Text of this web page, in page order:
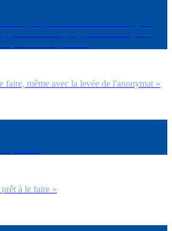
faire, même avec la levée de l'anonymat »
à le faire »